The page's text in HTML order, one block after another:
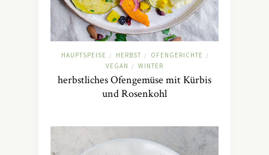
HAUPTSPEISE / HERBST / OFENGERICHTE /
VEGAN / WINTER
herbstliches Ofengemüse mit Kürbis
und Rosenkohl